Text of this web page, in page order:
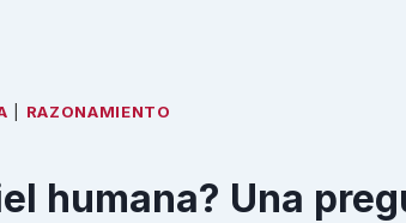
RAZONAMIENTO
humana? Una